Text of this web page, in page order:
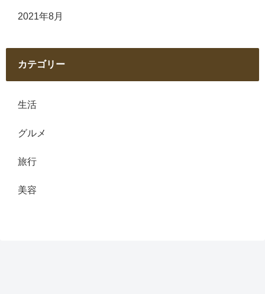
2021年8月
カテゴリー
生活
グルメ
旅行
美容